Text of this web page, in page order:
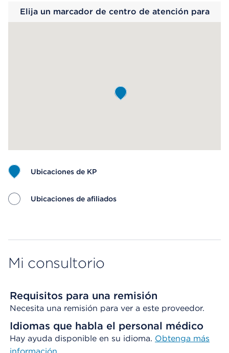
Elija un marcador de centro de atención para
Ubicaciones de KP
Ubicaciones de afiliados
Mi consultorio
Requisitos para una remisión
Necesita una remisión para ver a este proveedor.
Idiomas que habla el personal médico
Hay ayuda disponible en su idioma. Obtenga más